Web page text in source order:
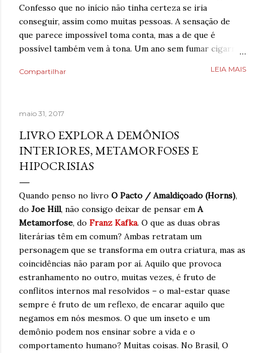
Confesso que no início não tinha certeza se iria
conseguir, assim como muitas pessoas. A sensação de
que parece impossível toma conta, mas a de que é
possível também vem à tona. Um ano sem fumar cigarro.
estava mais interessado no quanto havia ganhado de
ansiedade. Estaria mentindo se dissesse que estava
completamente livre do risco de recaída, ninguém estava,
respirava com mais tranquilidade e mesmo nos dias de
ansiedade, aprendera que o cigarro não era a resposta.
Pelo contrário, que criava mais problemas. Um ano
acreditando em si mesmo e confiando no processo. Um
ano sem fumar cigarro. Um ano. *Ben Oliveira é escritor,
formado em jornalismo . Autor do...
Compartilhar LEIA MAIS
maio 31, 2017
LIVRO EXPLORA DEMÔNIOS
INTERIORES, METAMORFOSES E
HIPOCRISIAS
Quando penso no livro O Pacto / Amaldiçoado (Horns),
do Joe Hill, não consigo deixar de pensar em A
Metamorfose, do Franz Kafka. O que as duas obras
literárias têm em comum? Ambas retratam um
personagem que se transforma em outra criatura, mas as
coincidências não param por aí. Aquilo que provoca
estranhamento no outro, muitas vezes, é fruto de
conflitos internos mal resolvidos – o mal-estar quase
sempre é fruto de um reflexo, de encarar aquilo que
negamos em nós mesmos. O que um inseto e um
demônio podem nos ensinar sobre a vida e o
comportamento humano? Muitas coisas. No Brasil, O